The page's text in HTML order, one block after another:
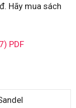
Hãy mua sách
PDF